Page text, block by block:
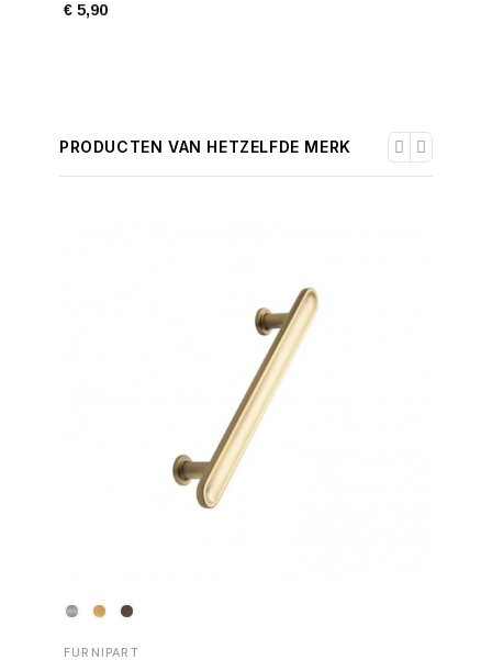
€ 5,90
PRODUCTEN VAN HETZELFDE MERK
FURNIPART